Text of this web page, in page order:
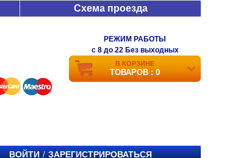
Схема проезда
РЕЖИМ РАБОТЫ
c 8 до 22 Без выходных
В КОРЗИНЕ
ТОВАРОВ : 0
ВОЙТИ / ЗАРЕГИСТРИРОВАТЬСЯ